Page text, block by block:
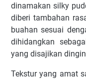
dinamakan silky
diberi tambahan
buahan sesuai
dihidangkan
yang disajikan
Tekstur yang amat